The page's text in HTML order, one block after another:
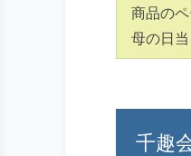
商品の
母の日当
千趣